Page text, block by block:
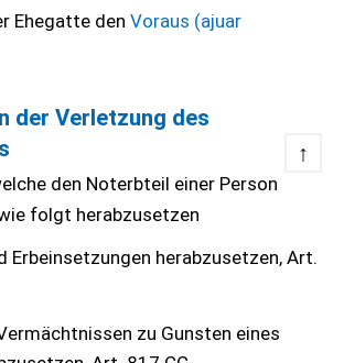
Ehegatte den Voraus (ajuar
der Verletzung des
↑
den Noterbteil einer Person
folgt herabzusetzen
Erbeinsetzungen herabzusetzen, Art.
zu Gunsten eines